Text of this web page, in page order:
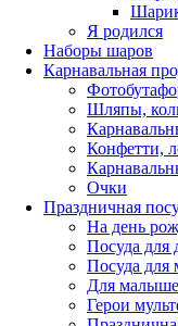
Я родился
Наборы шаров
Карнавальная
Шляпы,
Конфетти,
Очки
Праздничная
На день
Посуда для
Посуда для
Для
Герои